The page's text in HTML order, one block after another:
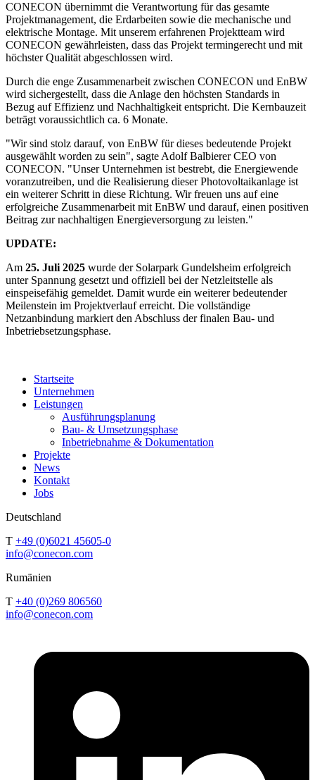
CONECON übernimmt die Verantwortung für das gesamte
Projektmanagement, die Erdarbeiten sowie die mechanische und
elektrische Montage. Mit unserem erfahrenen Projektteam wird
CONECON gewährleisten, dass das Projekt termingerecht und mit
höchster Qualität abgeschlossen wird.
Durch die enge Zusammenarbeit zwischen CONECON und EnBW
wird sichergestellt, dass die Anlage den höchsten Standards in
Bezug auf Effizienz und Nachhaltigkeit entspricht. Die Kernbauzeit
beträgt voraussichtlich ca. 6 Monate.
"Wir sind stolz darauf, von EnBW für dieses bedeutende Projekt
ausgewählt worden zu sein", sagte Adolf Balbierer CEO von
CONECON. "Unser Unternehmen ist bestrebt, die Energiewende
voranzutreiben, und die Realisierung dieser Photovoltaikanlage ist
ein weiterer Schritt in diese Richtung. Wir freuen uns auf eine
erfolgreiche Zusammenarbeit mit EnBW und darauf, einen positiven
Beitrag zur nachhaltigen Energieversorgung zu leisten."
UPDATE:
Am 25. Juli 2025 wurde der Solarpark Gundelsheim erfolgreich
unter Spannung gesetzt und offiziell bei der Netzleitstelle als
einspeisefähig gemeldet. Damit wurde ein weiterer bedeutender
Meilenstein im Projektverlauf erreicht. Die vollständige
Netzanbindung markiert den Abschluss der finalen Bau- und
Inbetriebsetzungsphase.
Startseite
Unternehmen
Leistungen
Ausführungsplanung
Bau- & Umsetzungsphase
Inbetriebnahme & Dokumentation
Projekte
News
Kontakt
Jobs
Deutschland
T +49 (0)6021 45605-0
info@conecon.com
Rumänien
T +40 (0)269 806560
info@conecon.com